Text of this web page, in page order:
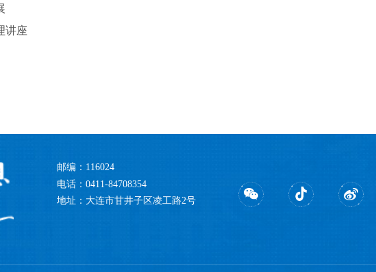
讲座
邮编：116024
电话：0411-84708354
地址：大连市甘井子区凌工路2号